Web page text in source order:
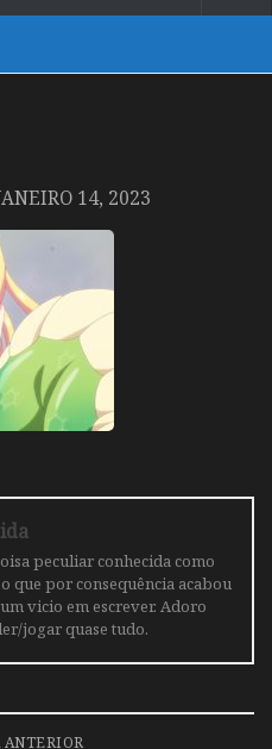
14, 2023
peculiar conhecida como
que por consequência acabou
vicio em escrever. Adoro
jogar quase tudo.